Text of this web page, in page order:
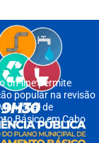
on-line permite
popular na revisão
de
Básico em Cabo